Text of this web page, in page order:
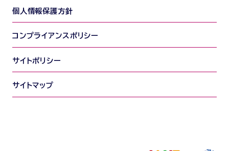
個人情報保護方針
コンプライアンスポリシー
サイトポリシー
サイトマップ